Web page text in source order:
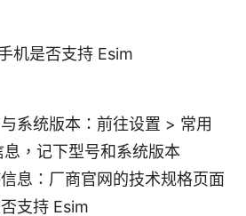
机是否支持 Esim
系统版本：前往设置 > 常用
，记下型号和系统版本
息：厂商官网的技术规格页面
支持 Esim